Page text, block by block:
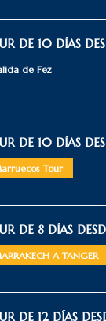
DE 10 DÍAS
de Fez
DE 10 DÍAS
Tour
DE 8 DÍAS
A TANGER
DE 12 DÍAS